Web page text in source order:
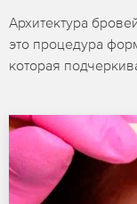
Архитектура
это процедура
которая